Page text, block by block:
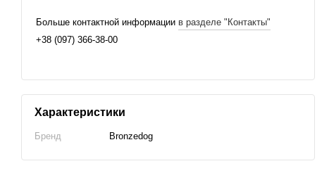
Больше контактной информации в разделе "Контакты"
+38 (097) 366-38-00
Характеристики
Бренд Bronzedog